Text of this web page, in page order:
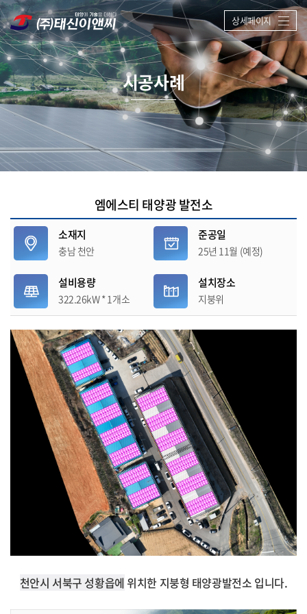
상세페이지
시공사례
엠에스티 태양광 발전소
소재지
충남 천안
설비용량
322.26kW * 1개소
준공일
25년 11월 (예정)
설치장소
지붕위
천안시 서북구 성황읍에 위치한 지붕형 태양광발전소 입니다.